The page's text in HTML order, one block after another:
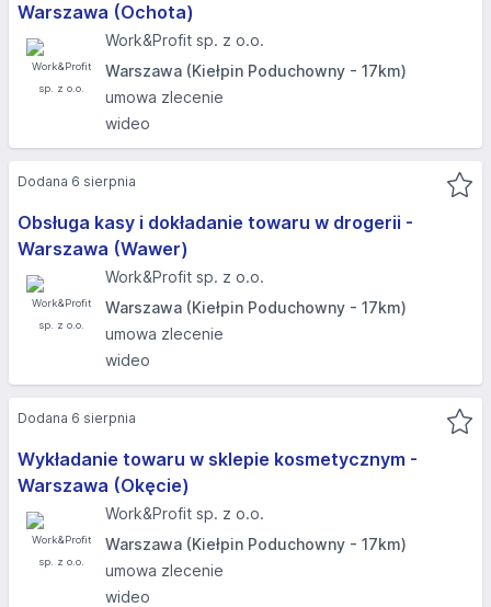
Warszawa (Ochota)
Work&Profit sp. z o.o.
Warszawa (Kiełpin Poduchowny - 17km)
umowa zlecenie
wideo
Obsługa kasy i dokładanie towaru w drogerii -
Warszawa (Wawer)
Work&Profit sp. z o.o.
Warszawa (Kiełpin Poduchowny - 17km)
umowa zlecenie
wideo
Dodana 6 sierpnia
Wykładanie towaru w sklepie kosmetycznym -
Warszawa (Okęcie)
Work&Profit sp. z o.o.
Warszawa (Kiełpin Poduchowny - 17km)
umowa zlecenie
wideo
Dodana 6 sierpnia